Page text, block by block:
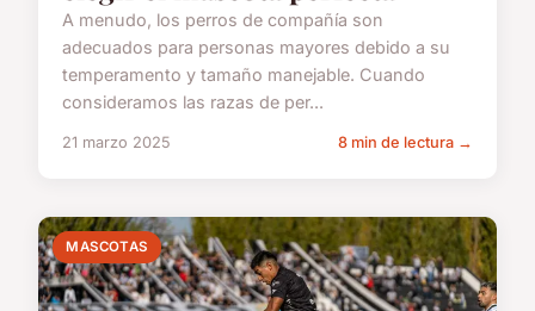
A menudo, los perros de compañía son
adecuados para personas mayores debido a su
temperamento y tamaño manejable. Cuando
consideramos las razas de per...
21 marzo 2025 8 min de lectura →
MASCOTAS